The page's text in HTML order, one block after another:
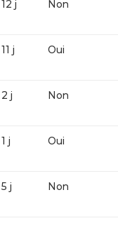
12 j Non
11 j Oui
2 j Non
1 j Oui
5 j Non